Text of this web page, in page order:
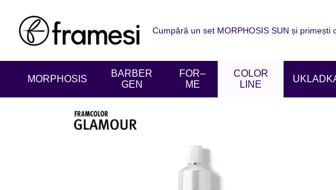
Cumpără un set MORPHOSIS SUN și primești
MORPHOSIS
BARBER
GEN
FOR–
ME
COLOR
LINE